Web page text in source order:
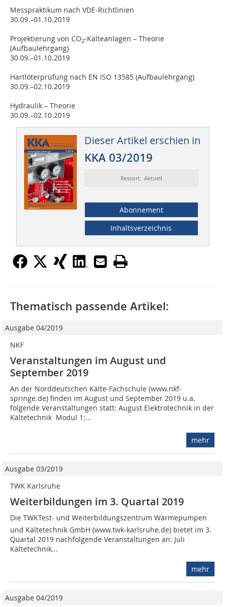
Messpraktikum nach VDE-Richtlinien
30.09.–01.10.2019
Projektierung von CO2-Kälteanlagen – Theorie
(Aufbaulehrgang)
30.09.–01.10.2019
Hartlöterprüfung nach EN ISO 13585 (Aufbaulehrgang)
30.09.–02.10.2019
Hydraulik – Theorie
30.09.–02.10.2019
Dieser Artikel erschien in
KKA 03/2019
Ressort: Aktuell
Abonnement
Inhaltsverzeichnis
Thematisch passende Artikel:
Ausgabe 04/2019
NKF
Veranstaltungen im August und
September 2019
An der Norddeutschen Kälte-Fachschule (www.nkf-
springe.de) finden im August und September 2019 u.a.
folgende Veranstaltungen statt: August Elektrotechnik in der
Kältetechnik  Modul 1:...
mehr
Ausgabe 03/2019
TWK Karlsruhe
Weiterbildungen im 3. Quartal 2019
Die TWKTest- und Weiterbildungszentrum Wärmepumpen
und Kältetechnik GmbH (www.twk-karlsruhe.de) bietet im 3.
Quartal 2019 nachfolgende Veranstaltungen an: Juli
Kältetechnik...
mehr
Ausgabe 04/2019